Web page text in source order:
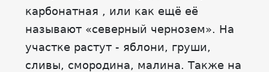
карбонатная , или как ещё её
называют «северный чернозем». На
участке растут - яблони, груши,
сливы, смородина, малина. Также на